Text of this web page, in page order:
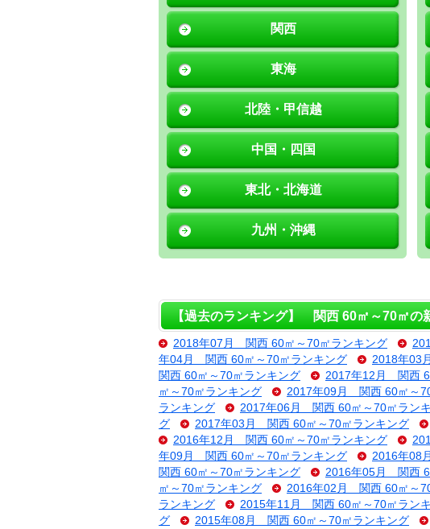
関西
東海
北陸・甲信越
中国・四国
東北・北海道
九州・沖縄
【過去のランキング】 関西 60㎡～70㎡の
2018年07月 関西 60㎡～70㎡ランキング
年04月 関西 60㎡～70㎡ランキング
2018年03
関西 60㎡～70㎡ランキング
2017年12月 関西
㎡～70㎡ランキング
2017年09月 関西 60㎡～
ランキング
2017年06月 関西 60㎡～70㎡ラン
グ
2017年03月 関西 60㎡～70㎡ランキング
2016年12月 関西 60㎡～70㎡ランキング
年09月 関西 60㎡～70㎡ランキング
2016年08
関西 60㎡～70㎡ランキング
2016年05月 関西
㎡～70㎡ランキング
2016年02月 関西 60㎡～
ランキング
2015年11月 関西 60㎡～70㎡ラン
グ
2015年08月 関西 60㎡～70㎡ランキング